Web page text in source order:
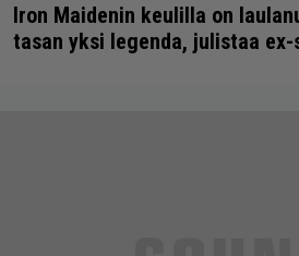
Iron Maidenin keulilla on
tasan yksi legenda, julistaa